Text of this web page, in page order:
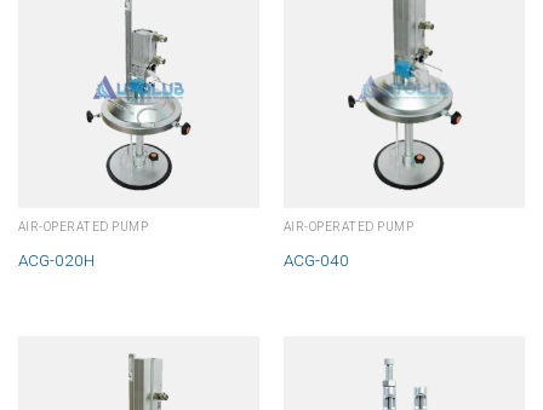
AIR-OPERATED PUMP
ACG-020H
AIR-OPERATED PUMP
ACG-040